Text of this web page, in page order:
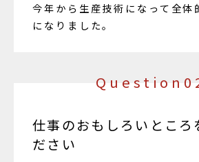
今年から生産技術になって全体
になりました。
仕事のおもしろいところ
ださい